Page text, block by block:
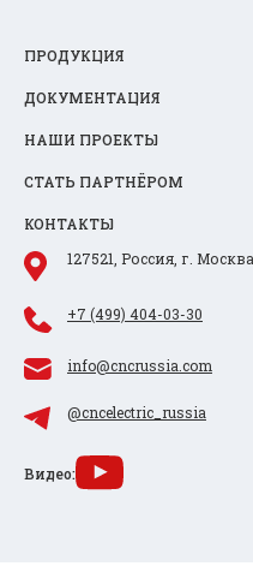
ПРОДУКЦИЯ
ДОКУМЕНТАЦИЯ
НАШИ ПРОЕКТЫ
СТАТЬ ПАРТНЁРОМ
КОНТАКТЫ
127521, Россия, г.
+7 (499) 404-03-30
info@cncrussia.com
@cncelectric_russia
Видео: